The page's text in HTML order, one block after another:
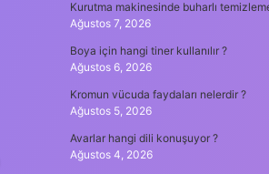
Kurutma makinesinde buharlı
Ağustos 7, 2026
Boya için hangi tiner kullanılır ?
Ağustos 6, 2026
Kromun vücuda faydaları nelerdir ?
Ağustos 5, 2026
Avarlar hangi dili konuşuyor ?
Ağustos 4, 2026